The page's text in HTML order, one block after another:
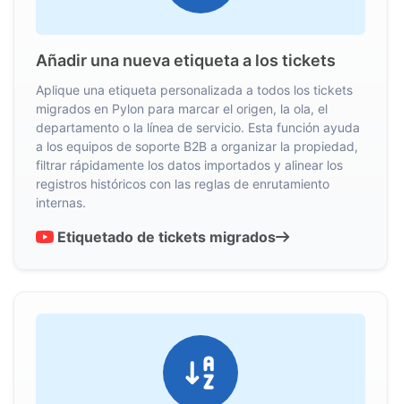
Añadir una nueva etiqueta a los tickets
Aplique una etiqueta personalizada a todos los tickets
migrados en Pylon para marcar el origen, la ola, el
departamento o la línea de servicio. Esta función ayuda
a los equipos de soporte B2B a organizar la propiedad,
filtrar rápidamente los datos importados y alinear los
registros históricos con las reglas de enrutamiento
internas.
Etiquetado de tickets migrados